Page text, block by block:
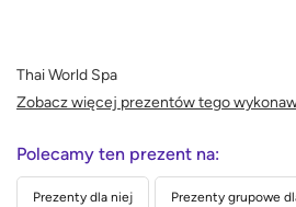
Thai World Spa
Zobacz więcej prezentów tego
Polecamy ten prezent na:
Prezenty dla niej Prezenty grupowe